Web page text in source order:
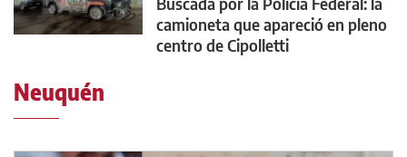
camioneta que apareció en pleno
centro de Cipolletti
Neuquén